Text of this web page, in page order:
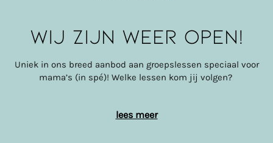
Wij zijn weer open!
Uniek in ons breed aanbod aan groepslessen speciaal voor
mama’s (in spé)! Welke lessen kom jij volgen?
lees meer